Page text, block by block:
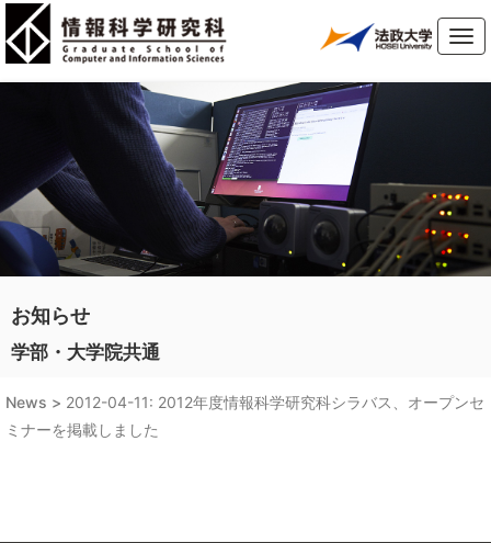
お知らせ
学部・大学院共通
News > 2012-04-11: 2012年度情報科学研究科シラバス、オープンセ
ミナーを掲載しました